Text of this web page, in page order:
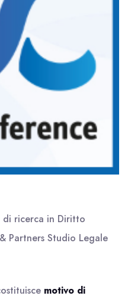
ricerca in Diritto
Partners Studio Legale
motivo di